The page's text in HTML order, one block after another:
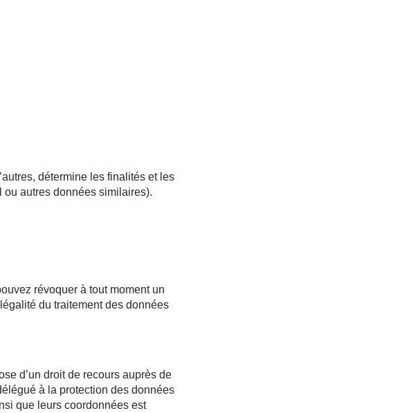
détermine les finalités et les
autres données similaires).
révoquer à tout moment un
du traitement des données
d’un droit de recours auprès de
à la protection des données
que leurs coordonnées est